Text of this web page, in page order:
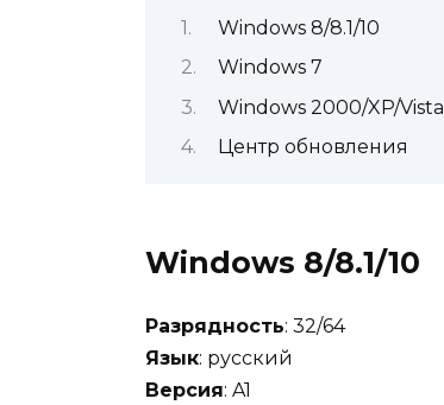
Windows 8/8.1/10
Windows 7
Windows 2000/XP/Vista
Центр обновления
Windows 8/8.1/10
Разрядность: 32/64
Язык: русский
Версия: A1